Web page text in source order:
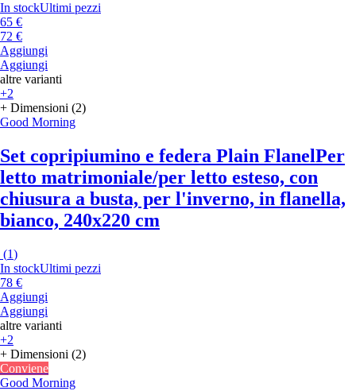
In stockUltimi pezzi
65 €
72 €
Aggiungi
Aggiungi
altre varianti
+2
+ Dimensioni (2)
Good Morning
Set copripiumino e federa Plain FlanelPer
letto matrimoniale/per letto esteso, con
chiusura a busta, per l'inverno, in flanella,
bianco, 240x220 cm
(1)
In stockUltimi pezzi
78 €
Aggiungi
Aggiungi
altre varianti
+2
+ Dimensioni (2)
Conviene
Good Morning